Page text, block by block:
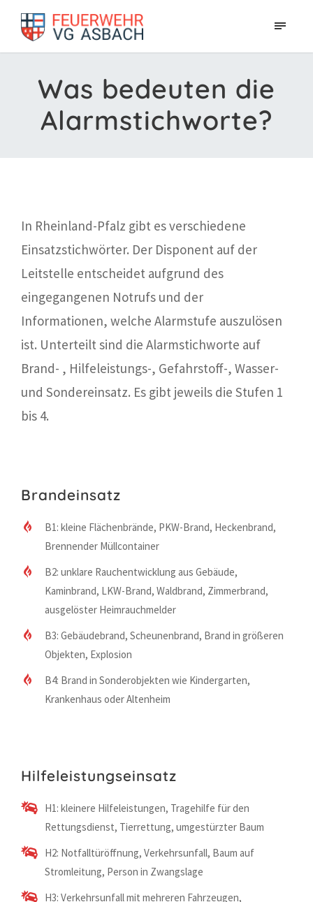
Was bedeuten die
Alarmstichworte?
In Rheinland-Pfalz gibt es verschiedene
Einsatzstichwörter. Der Disponent auf der
Leitstelle entscheidet aufgrund des
eingegangenen Notrufs und der
Informationen, welche Alarmstufe auszulösen
ist. Unterteilt sind die Alarmstichworte auf
Brand- , Hilfeleistungs-, Gefahrstoff-, Wasser-
und Sondereinsatz. Es gibt jeweils die Stufen 1
bis 4.
Brandeinsatz
B1: kleine Flächenbrände, PKW-Brand, Heckenbrand,
Brennender Müllcontainer
B2: unklare Rauchentwicklung aus Gebäude,
Kaminbrand, LKW-Brand, Waldbrand, Zimmerbrand,
ausgelöster Heimrauchmelder
B3: Gebäudebrand, Scheunenbrand, Brand in größeren
Objekten, Explosion
B4: Brand in Sonderobjekten wie Kindergarten,
Krankenhaus oder Altenheim
Hilfeleistungseinsatz
H1: kleinere Hilfeleistungen, Tragehilfe für den
Rettungsdienst, Tierrettung, umgestürzter Baum
H2: Notfalltüröffnung, Verkehrsunfall, Baum auf
Stromleitung, Person in Zwangslage
H3: Verkehrsunfall mit mehreren Fahrzeugen,